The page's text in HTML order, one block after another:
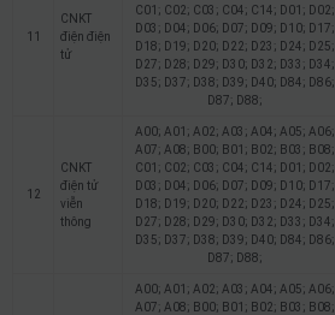
11
CNKT
điện điện
tử
C01; C02; C03; C04; C14; D01; D02;
D03; D04; D06; D07; D09; D10; D17;
D18; D19; D20; D22; D23; D24; D25;
D27; D28; D29; D30; D32; D33; D34;
D35; D37; D38; D39; D40; D84; D86;
D87; D88;
12
CNKT
điện tử
viễn
thông
A00; A01; A02; A03; A04; A05; A06;
A07; A08; B00; B01; B02; B03; B08;
C01; C02; C03; C04; C14; D01; D02;
D03; D04; D06; D07; D09; D10; D17;
D18; D19; D20; D22; D23; D24; D25;
D27; D28; D29; D30; D32; D33; D34;
D35; D37; D38; D39; D40; D84; D86;
D87; D88;
A00; A01; A02; A03; A04; A05; A06;
A07; A08; B00; B01; B02; B03; B08;